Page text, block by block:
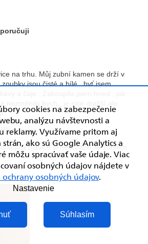
cookies na zabezpečenie
analýzu návštevnosti a
reklamy. Využívame pritom aj
ako sú Google Analytics a
môžu spracúvať vaše údaje. Viac
osobných údajov nájdete v
ochrany osobných údajov.
Nastavenie
Súhlasím